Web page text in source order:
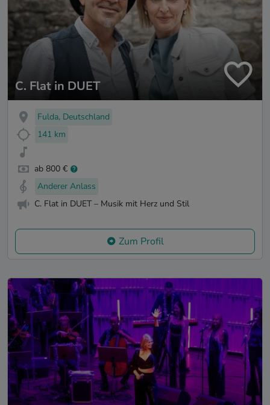
C. Flat in DUET
Fulda, Deutschland
141 km
ab 800 €
Anderer Anlass
C. Flat in DUET – Musik mit Herz und Stil
Zum Profil